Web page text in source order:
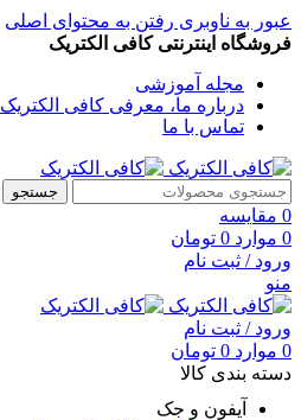
عبور به ناوبری رفتن به محتوای اصلی
فروشگاه اینترنتی کافی الکتریک
مجله آموزشی
درباره ما، معرفی کافی الکتریک
تماس با ما
جستجو
0 مقایسه
0 موارد 0 تومان
ورود / ثبت نام
منو
ورود / ثبت نام
0 موارد 0 تومان
دسته بندی کالا
آیفون و جک